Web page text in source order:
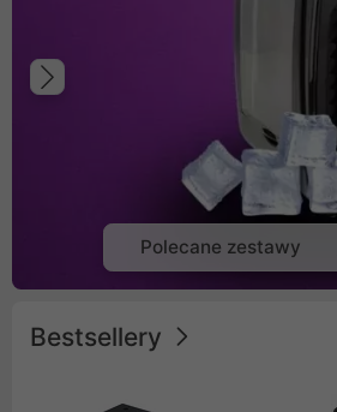
Poprzedni
Polecane zestawy
Bestsellery